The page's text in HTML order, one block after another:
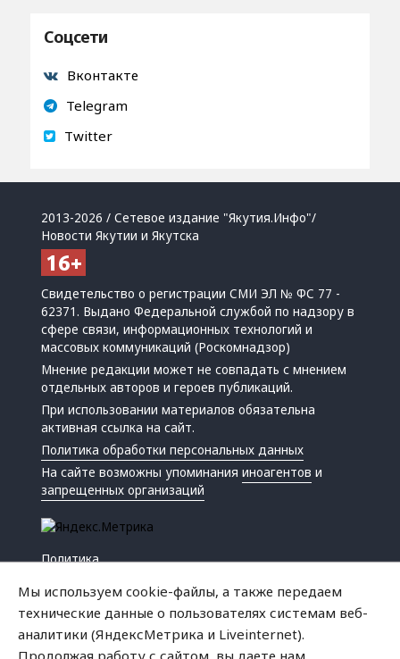
Соцсети
Вконтакте
Telegram
Twitter
2013-2026 / Сетевое издание "Якутия.Инфо"/
Новости Якутии и Якутска
Свидетельство о регистрации СМИ ЭЛ № ФС 77 -
62371. Выдано Федеральной службой по надзору в
сфере связи, информационных технологий и
массовых коммуникаций (Роскомнадзор)
Мнение редакции может не совпадать с мнением
отдельных авторов и героев публикаций.
При использовании материалов обязательна
активная ссылка на сайт.
Политика обработки персональных данных
На сайте возможны упоминанияиноагентов и
запрещенных организаций
Политика
Мы используем cookie-файлы, а также передаем
технические данные о пользователях системам веб-
аналитики (ЯндексМетрика и Liveinternet).
Продолжая работу с сайтом, вы даете нам